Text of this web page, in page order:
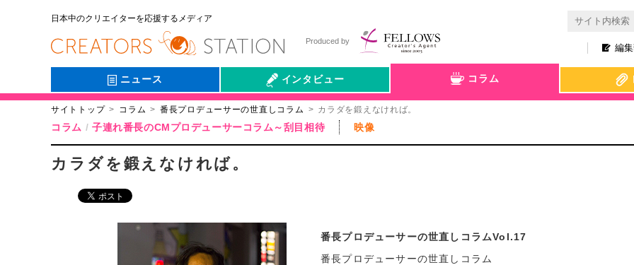
日本中のクリエイターを応援するメディア
編
Produced by
ニュース インタビュー
会社伝
コラム
サイトトップ コラム 番長プロデューサーの世直しコラム カラダを鍛えなければ。
コラム 子連れ番長のCMプロデューサーコラム～刮目相待 映像
カラダを鍛えなければ。
番長プロデューサーの世直しコラムVol.17
番長プロデューサーの世直しコラム